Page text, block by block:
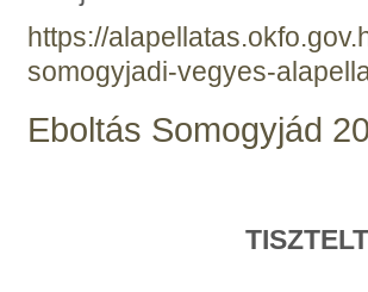
https://
somogyjadi-vegyes-
Eboltás Somogyjád